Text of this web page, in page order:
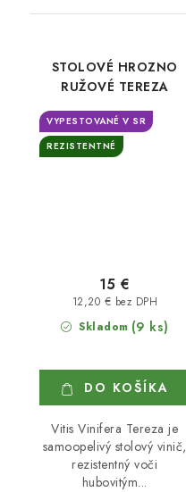
STOLOVÉ HROZNO
RUŽOVÉ TEREZA
VYPESTOVANÉ V SR
REZISTENTNÉ
Skladom (9 ks)
12,20 € bez DPH
15 €
DO KOŠÍKA
Vitis Vinifera Tereza je
samoopelivý stolový vinič,
rezistentný voči
hubovitým...